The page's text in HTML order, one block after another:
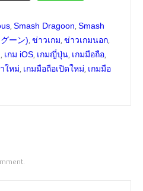
, Smash Dragoon, Smash
ーン), ข่าวเกม, ข่าวเกมนอก,
, เกม iOS, เกมญี่ปุ่น, เกมมือถือ,
ใหม่, เกมมือถือเปิดใหม่, เกมมือ